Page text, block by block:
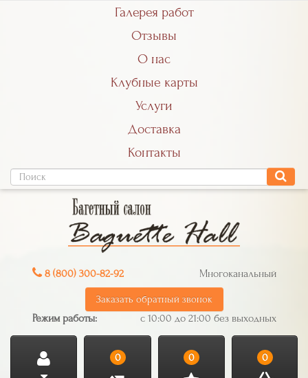
Галерея работ
Отзывы
О нас
Клубные карты
Услуги
Доставка
Контакты
8 (800) 300-82-92 Многоканальный
Заказать обратный звонок
Режим работы: с 10:00 до 21:00 без выходных
0 0 0